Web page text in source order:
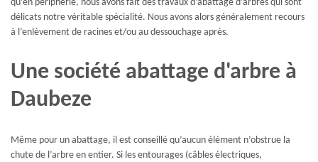
qu’en périphérie, nous avons fait des travaux d’abattage d’arbres qui sont
délicats notre véritable spécialité. Nous avons alors généralement recours
à l’enlèvement de racines et/ou au dessouchage après.
Une société abattage d'arbre à
Daubeze
Même pour un abattage, il est conseillé qu’aucun élément n’obstrue la
chute de l’arbre en entier. Si les entourages (câbles électriques,